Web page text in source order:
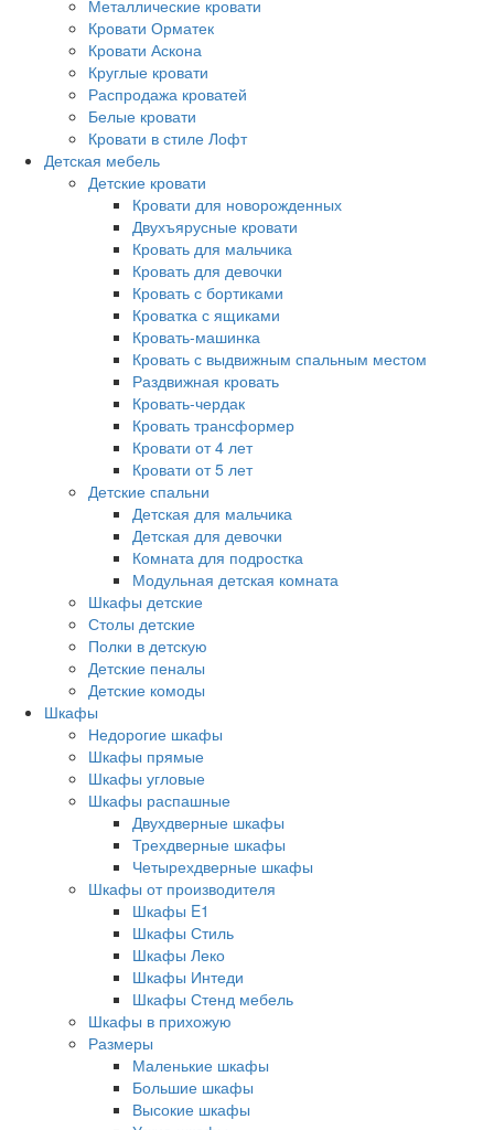
Металлические кровати
Кровати Орматек
Кровати Аскона
Круглые кровати
Распродажа кроватей
Белые кровати
Кровати в стиле Лофт
Детская мебель
Детские кровати
Кровати для новорожденных
Двухъярусные кровати
Кровать для мальчика
Кровать для девочки
Кровать с бортиками
Кроватка с ящиками
Кровать-машинка
Кровать с выдвижным спальным местом
Раздвижная кровать
Кровать-чердак
Кровать трансформер
Кровати от 4 лет
Кровати от 5 лет
Детские спальни
Детская для мальчика
Детская для девочки
Комната для подростка
Модульная детская комната
Шкафы детские
Столы детские
Полки в детскую
Детские пеналы
Детские комоды
Шкафы
Недорогие шкафы
Шкафы прямые
Шкафы угловые
Шкафы распашные
Двухдверные шкафы
Трехдверные шкафы
Четырехдверные шкафы
Шкафы от производителя
Шкафы E1
Шкафы Стиль
Шкафы Леко
Шкафы Интеди
Шкафы Стенд мебель
Шкафы в прихожую
Размеры
Маленькие шкафы
Большие шкафы
Высокие шкафы